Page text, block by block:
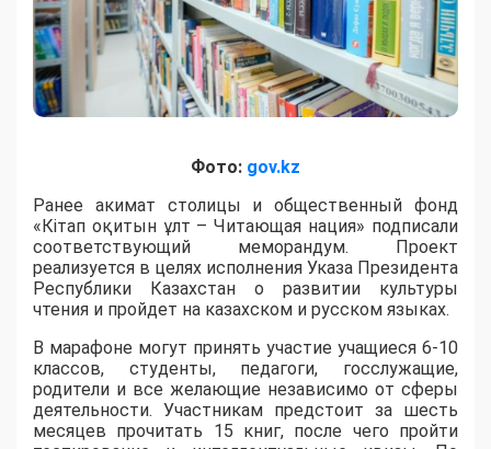
Фото: gov.kz
Ранее акимат столицы и общественный фонд
«Кітап оқитын ұлт – Читающая нация» подписали
соответствующий меморандум. Проект
реализуется в целях исполнения Указа Президента
Республики Казахстан о развитии культуры
чтения и пройдет на казахском и русском языках.
В марафоне могут принять участие учащиеся 6-10
классов, студенты, педагоги, госслужащие,
родители и все желающие независимо от сферы
деятельности. Участникам предстоит за шесть
месяцев прочитать 15 книг, после чего пройти